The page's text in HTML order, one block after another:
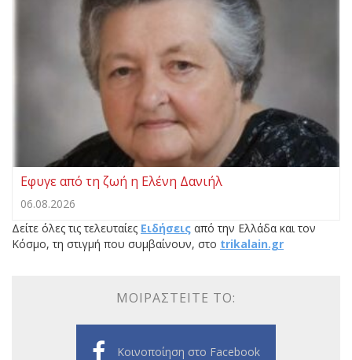
Εφυγε από τη ζωή η Ελένη Δανιήλ
06.08.2026
Δείτε όλες τις τελευταίες Ειδήσεις από την Ελλάδα και τον
Κόσμο, τη στιγμή που συμβαίνουν, στο trikalain.gr
ΜΟΙΡΑΣΤΕΊΤΕ ΤΟ:
Κοινοποίηση στο Facebook